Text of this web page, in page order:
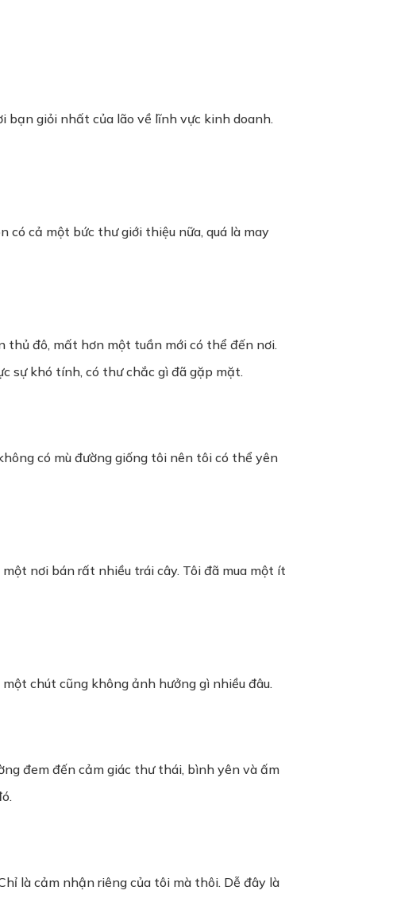
bạn giỏi nhất của lão về lĩnh vực kinh doanh.
có cả một bức thư giới thiệu nữa, quá là may
thủ đô, mất hơn một tuần mới có thể đến nơi.
sự khó tính, có thư chắc gì đã gặp mặt.
có mù đường giống tôi nên tôi có thể yên
nơi bán rất nhiều trái cây. Tôi đã mua một ít
chút cũng không ảnh hưởng gì nhiều đâu.
đem đến cảm giác thư thái, bình yên và ấm
là cảm nhận riêng của tôi mà thôi. Dễ đây là